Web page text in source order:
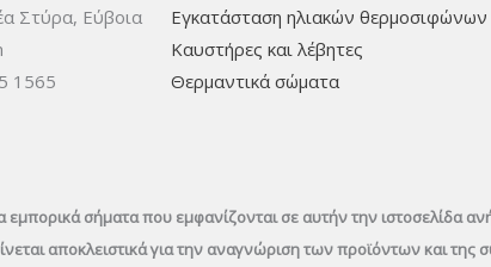
Στύρα, Εύβοια
1565
Εγκατάσταση ηλιακών θερμοσιφώνων
Καυστήρες και λέβητες
Θερμαντικά σώματα
σήματα που εμφανίζονται σε αυτήν την ιστοσελίδα
αποκλειστικά για την αναγνώριση των προϊόντων και της